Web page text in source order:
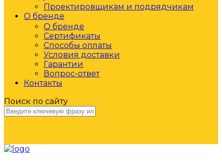
Проектировщикам и подрядчикам
О бренде
О бренде
Сертификаты
Способы оплаты
Условия доставки
Гарантии
Вопрос-ответ
Контакты
Поиск по сайту